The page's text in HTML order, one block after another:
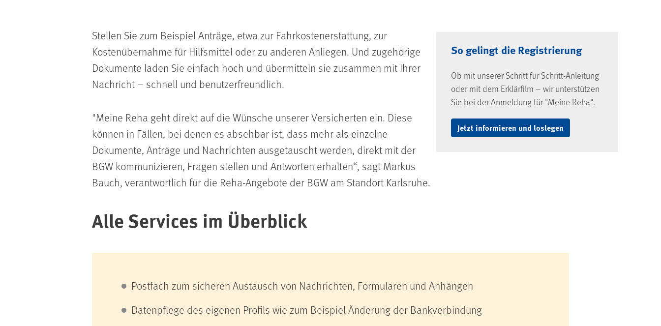
So gelingt die Registrierung
Ob mit unserer Schritt für Schritt-Anleitung
oder mit dem Erklärfilm – wir unterstützen
Sie bei der Anmeldung für "Meine Reha".
Jetzt informieren und loslegen
Stellen Sie zum Beispiel Anträge, etwa zur Fahrkostenerstattung, zur
Kostenübernahme für Hilfsmittel oder zu anderen Anliegen. Und zugehörige
Dokumente laden Sie einfach hoch und übermitteln sie zusammen mit Ihrer
Nachricht – schnell und benutzerfreundlich.
"Meine Reha geht direkt auf die Wünsche unserer Versicherten ein. Diese
können in Fällen, bei denen es absehbar ist, dass mehr als einzelne
Dokumente, Anträge und Nachrichten ausgetauscht werden, direkt mit der
BGW kommunizieren, Fragen stellen und Antworten erhalten“, sagt Markus
Bauch, verantwortlich für die Reha-Angebote der BGW am Standort Karlsruhe.
Alle Services im Überblick
Postfach zum sicheren Austausch von Nachrichten, Formularen und Anhängen
Datenpflege des eigenen Profils wie zum Beispiel Änderung der Bankverbindung